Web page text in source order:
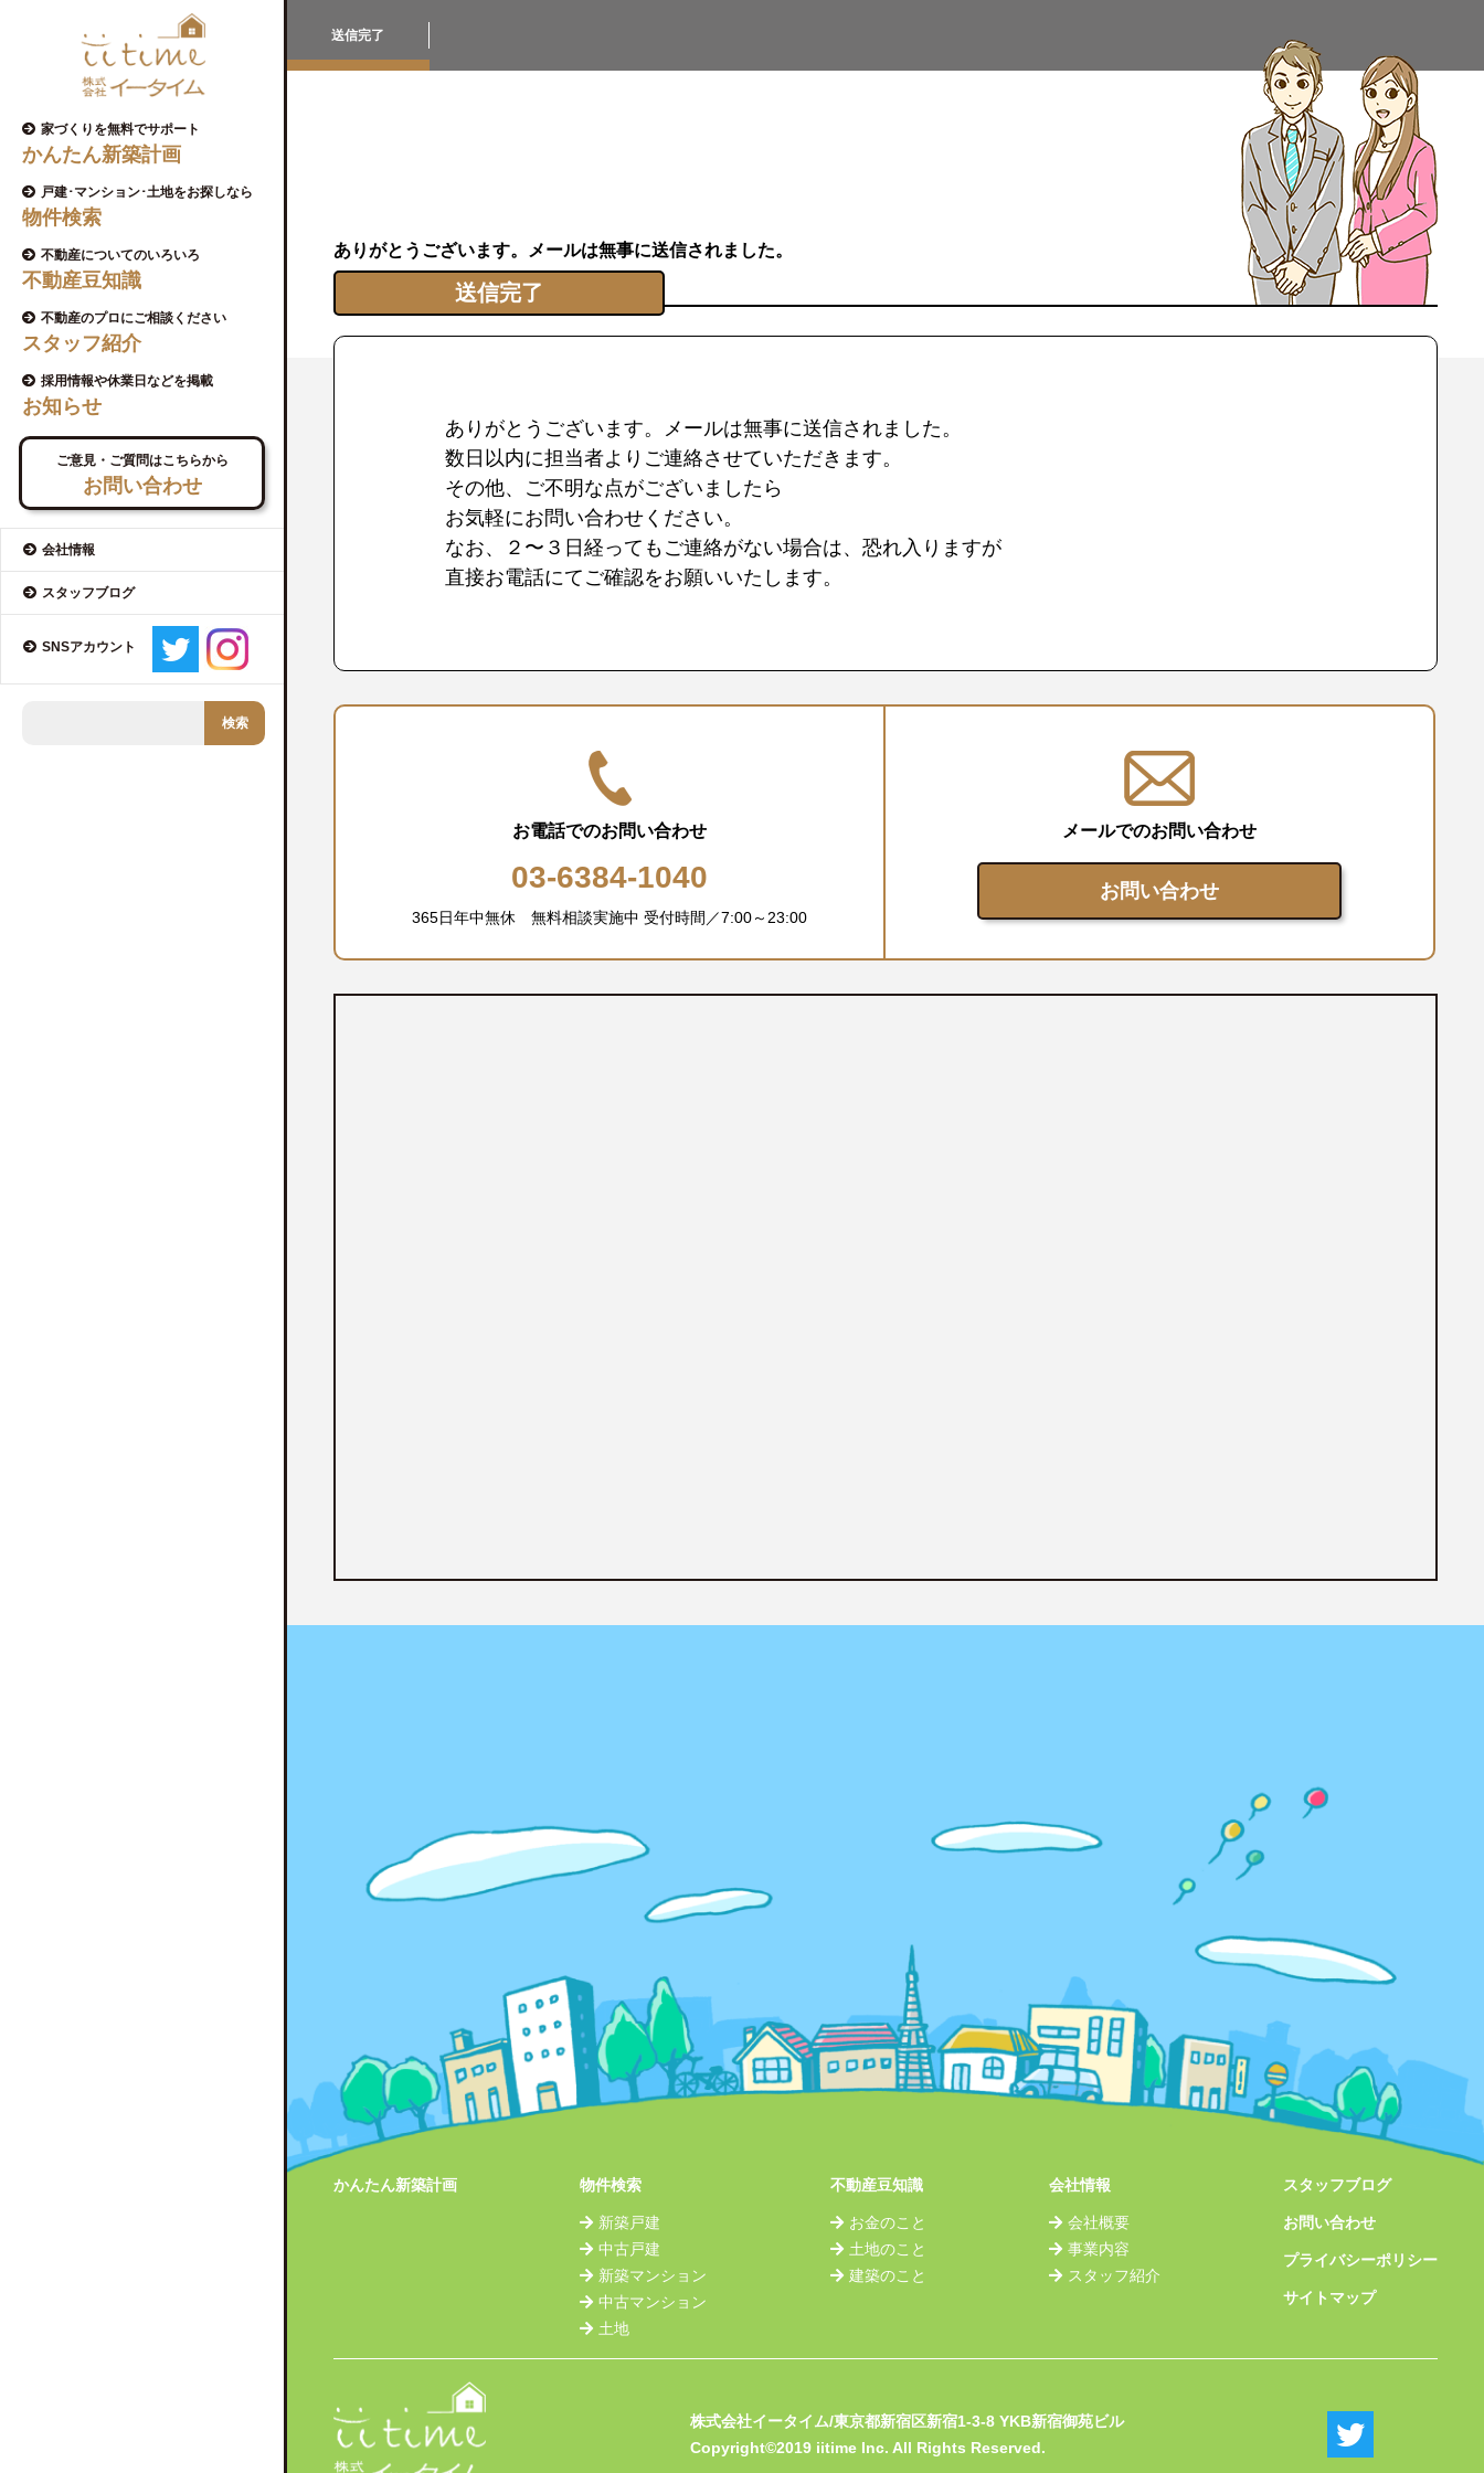
家づくりを無料でサポート
かんたん新築計画
戸建･マンション･土地をお探しなら
物件検索
不動産についてのいろいろ
不動産豆知識
不動産のプロにご相談ください
スタッフ紹介
採用情報や休業日などを掲載
お知らせ
ご意見・ご質問はこちらから
お問い合わせ
会社情報
スタッフブログ
SNSアカウント
送信完了
ありがとうございます。メールは無事に送信されました。
送信完了
ありがとうございます。メールは無事に送信されました。
数日以内に担当者よりご連絡させていただきます。
その他、ご不明な点がございましたら
お気軽にお問い合わせください。
なお、２〜３日経ってもご連絡がない場合は、恐れ入りますが
直接お電話にてご確認をお願いいたします。
お電話でのお問い合わせ
03-6384-1040
365日年中無休 無料相談実施中 受付時間／7:00～23:00
メールでのお問い合わせ
お問い合わせ
かんたん新築計画 物件検索
新築戸建
中古戸建
新築マンション
中古マンション
土地
不動産豆知識
お金のこと
土地のこと
建築のこと
会社情報
会社概要
事業内容
スタッフ紹介
スタッフブログ
お問い合わせ
プライバシーポリシー
サイトマップ
株式会社イータイム/東京都新宿区新宿1-3-8 YKB新宿御苑ビル
Copyright©2019 iitime Inc. All Rights Reserved.